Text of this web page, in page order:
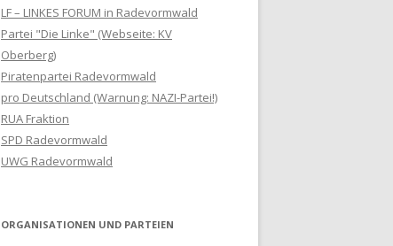
LF – LINKES FORUM in Radevormwald
Partei "Die Linke" (Webseite: KV
Oberberg)
Piratenpartei Radevormwald
pro Deutschland (Warnung: NAZI-Partei!)
RUA Fraktion
SPD Radevormwald
UWG Radevormwald
ORGANISATIONEN UND PARTEIEN